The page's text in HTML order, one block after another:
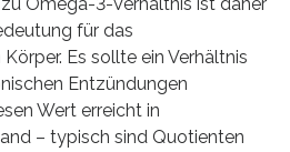
für das
Es sollte ein Verhältnis
Entzündungen
Wert erreicht in
– typisch sind Quotienten